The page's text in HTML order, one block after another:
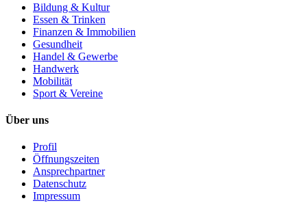
Bildung & Kultur
Essen & Trinken
Finanzen & Immobilien
Gesundheit
Handel & Gewerbe
Handwerk
Mobilität
Sport & Vereine
Über uns
Profil
Öffnungszeiten
Ansprechpartner
Datenschutz
Impressum